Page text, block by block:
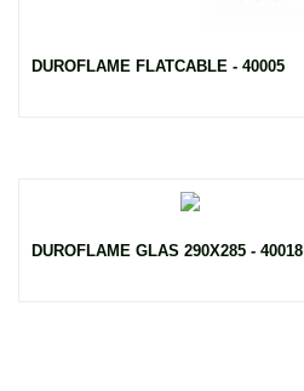
DUROFLAME FLATCABLE - 40005
DUROFLAME GLAS 290X285 - 40018